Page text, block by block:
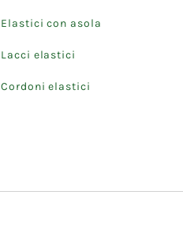
Elastici con asola
Lacci elastici
Cordoni elastici